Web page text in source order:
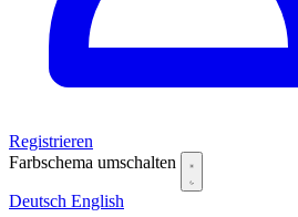
Registrieren
Farbschema umschalten
Deutsch English